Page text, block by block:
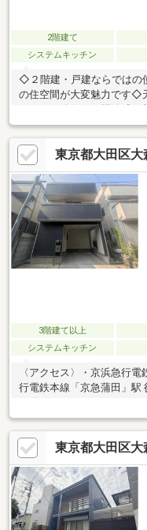
2階建て
システムキッチン
◇２階建・戸建ならではの
の住空間が大変魅力です◇
向け物件です◇京急線「大
非ご検討ください。◇カー
す）
東京都大田区大
3階建て以上
システムキッチン
〈アクセス〉・京浜急行
行電鉄本線「京急蒲田」駅
2SLDK・2017年12月築・
せる広さ・3階に6帖以上の
き（車種制限あり）で、
か所あり、通風性◎・トイ
東京都大田区大